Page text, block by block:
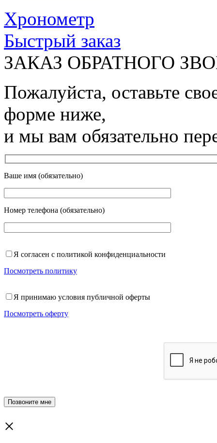
Хронометр
Быстрый заказ
ЗАКАЗ ОБРАТНОГО
Пожалуйста, оставьте
форме ниже,
и мы вам обязательно
Ваше имя (обязательно)
Номер телефона (обязательно)
Я согласен с политикой конфиденциальности
Посмотреть политику
Я принимаю условия публичной оферты
Посмотреть оферту
×